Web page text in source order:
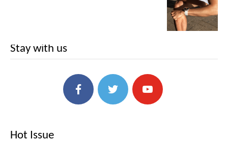
Stay with us
Hot Issue